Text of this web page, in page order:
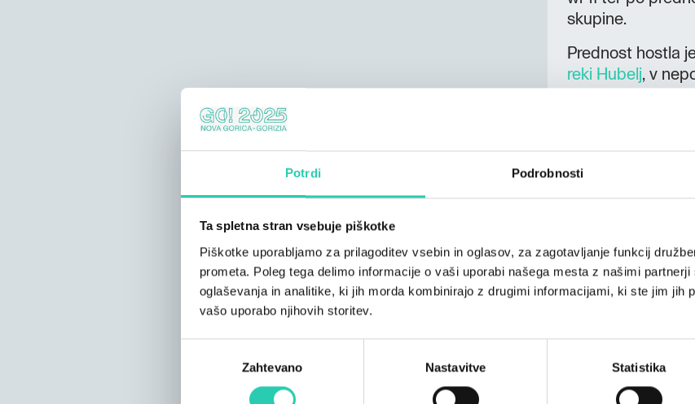
Potrdi Podrobnosti
Ta spletna stran vsebuje piškotke
Piškotke uporabljamo za prilagoditev vsebin in oglasov, za zagotavljanje funkcij
prometa. Poleg tega delimo informacije o vaši uporabi našega mesta z našimi
oglaševanja in analitike, ki jih morda kombinirajo z drugimi informacijami, ki ste jim jih
vašo uporabo njihovih storitev.
Zahtevano Nastavitve Statistika
skupine.
Prednost hostla
reki Hubelj, v
priljubljenih
se nahaja tudi
razvejanih prog
pa lahko gostje
podate do
prepoznavnih
Hostel je
navdušuje tudi s
najem, gostijo
konference,